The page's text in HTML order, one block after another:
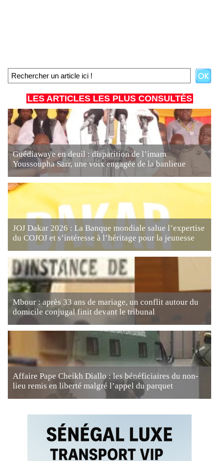
LES ARTICLES LES PLUS CONSULTÉS
Guédiawaye en deuil : disparition de l’imam
Youssoupha Sarr, une voix engagée de la banlieue
JOJ Dakar 2026 : La Banque mondiale salue l’expertise
du COJOJ et s’intéresse à l’héritage pour la jeunesse
Mbour : après 33 ans de mariage, un conflit autour du
domicile conjugal finit devant le tribunal
Affaire Pape Cheikh Diallo : les bénéficiaires du non-
lieu remis en liberté malgré l’appel du parquet